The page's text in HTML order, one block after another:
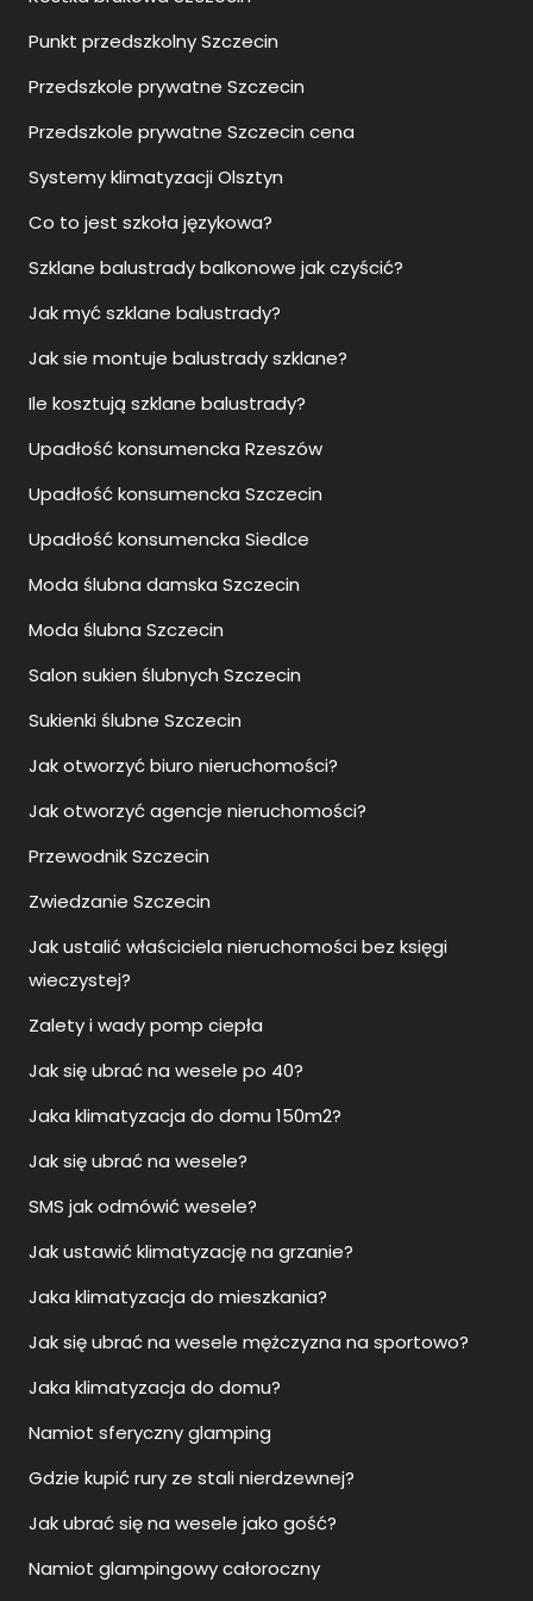
Punkt przedszkolny Szczecin
Przedszkole prywatne Szczecin
Przedszkole prywatne Szczecin cena
Systemy klimatyzacji Olsztyn
Co to jest szkoła językowa?
Szklane balustrady balkonowe jak czyścić?
Jak myć szklane balustrady?
Jak sie montuje balustrady szklane?
Ile kosztują szklane balustrady?
Upadłość konsumencka Rzeszów
Upadłość konsumencka Szczecin
Upadłość konsumencka Siedlce
Moda ślubna damska Szczecin
Moda ślubna Szczecin
Salon sukien ślubnych Szczecin
Sukienki ślubne Szczecin
Jak otworzyć biuro nieruchomości?
Jak otworzyć agencje nieruchomości?
Przewodnik Szczecin
Zwiedzanie Szczecin
Jak ustalić właściciela nieruchomości bez księgi
wieczystej?
Zalety i wady pomp ciepła
Jak się ubrać na wesele po 40?
Jaka klimatyzacja do domu 150m2?
Jak się ubrać na wesele?
SMS jak odmówić wesele?
Jak ustawić klimatyzację na grzanie?
Jaka klimatyzacja do mieszkania?
Jak się ubrać na wesele mężczyzna na sportowo?
Jaka klimatyzacja do domu?
Namiot sferyczny glamping
Gdzie kupić rury ze stali nierdzewnej?
Jak ubrać się na wesele jako gość?
Namiot glampingowy całoroczny